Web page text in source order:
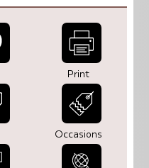
Print
Occasions